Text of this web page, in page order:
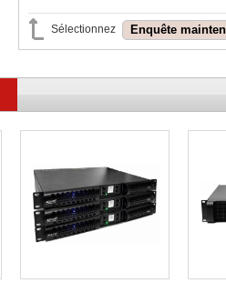
Sélectionnez